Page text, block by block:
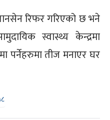
रिफर गरिएको छ भने
स्वास्थ्य केन्द्रमा
पर्नेहरुमा तीज मनाएर घर